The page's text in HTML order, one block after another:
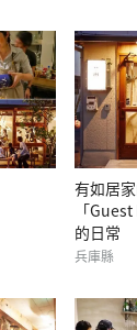
有如居
「
的日常
兵庫縣